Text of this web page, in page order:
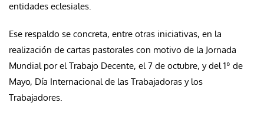
entidades eclesiales.
Ese respaldo se concreta, entre otras iniciativas, en la
realización de cartas pastorales con motivo de la Jornada
Mundial por el Trabajo Decente, el 7 de octubre, y del 1º de
Mayo, Día Internacional de las Trabajadoras y los
Trabajadores.